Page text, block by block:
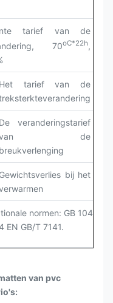
tarief van de
70oC*22h,
Het tarief van de
De veranderingstarief
de
breukverlenging
Gewichtsverlies bij het
normen: GB 1040,
EN GB/T 7141.
van pvc